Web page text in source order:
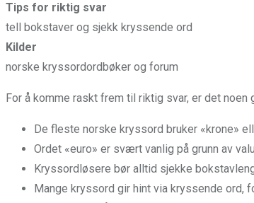
Tips for riktig svar
tell bokstaver og sjekk kryssende ord
Kilder
norske kryssordordbøker og forum
For å komme raskt frem til riktig svar, er det
De fleste norske kryssord bruker «krone»
Ordet «euro» er svært vanlig på grunn av
Kryssordløsere bør alltid sjekke
Mange kryssord gir hint via kryssende ord,